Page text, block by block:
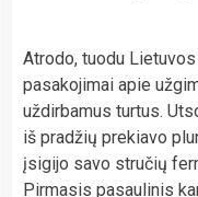
Atrodo, tuodu
pasakojimai apie
uždirbamus turtus.
iš pradžių prekiavo
įsigijo savo stručių
Pirmasis pasaulinis